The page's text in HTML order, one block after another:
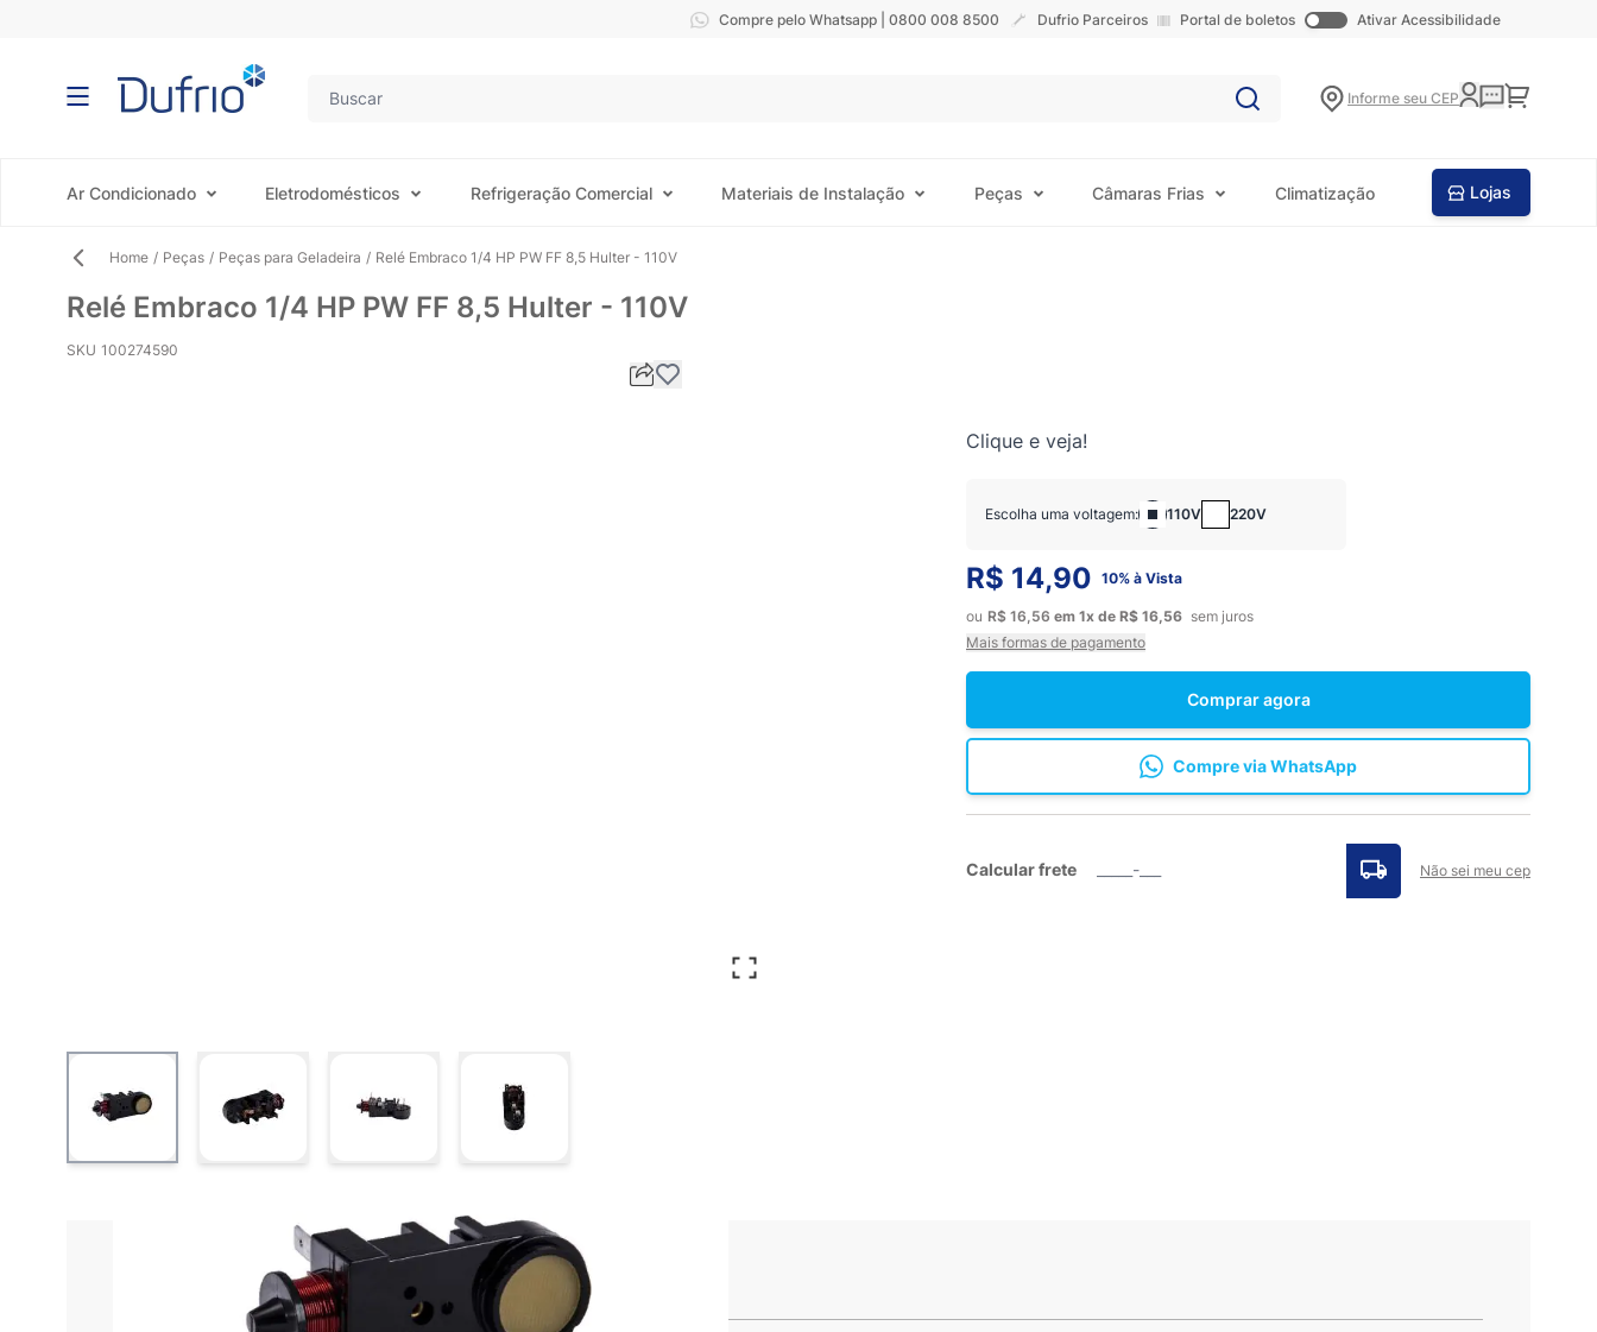
Compre pelo Whatsapp | 0800 008 8500 Dufrio Parceiros Portal de boletos Ativar Acessibilidade
Informe seu CEP Carrinho
Ar Condicionado Eletrodomésticos Refrigeração Comercial Materiais de Instalação Peças Câmaras Frias Climatização Lojas
Home / Peças / Peças para Geladeira / Relé Embraco 1/4 HP PW FF 8,5 Hulter - 110V
Relé Embraco 1/4 HP PW FF 8,5 Hulter - 110V
SKU 100274590
Clique e veja!
Comprar agora
Escolha uma voltagem: 110V 220V
R$ 14,90 10% à Vista
ou R$ 16,56 em 1x de R$ 16,56 sem juros
Mais formas de pagamento
Compre via WhatsApp
Calcular frete Não sei meu cep
Informações do produto Características técnicas